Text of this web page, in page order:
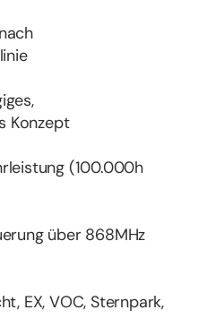
Konzept
(100.000h
über 868MHz
EX, VOC, Sternpark,